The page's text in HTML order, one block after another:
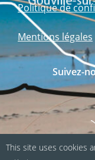
Politique de
Mentions légales
Suivez-
This site uses cookies